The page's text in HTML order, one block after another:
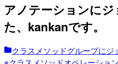
アノテーションに
た、kankanです。
クラスメソッドグループにジ